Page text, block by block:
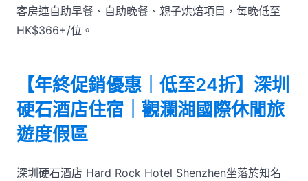
客房連自助早餐、自助晚餐、親子烘焙項目，每晚低至
HK$366+/位。
【年終促銷優惠｜低至24折】深圳
硬石酒店住宿｜觀瀾湖國際休閒旅
遊度假區
深圳硬石酒店 Hard Rock Hotel Shenzhen坐落於知名